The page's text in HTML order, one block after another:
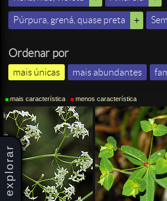
explorar
Púrpura, grená, quase preta
Ordenar por
mais únicas mais abundantes
mais característica menos característica